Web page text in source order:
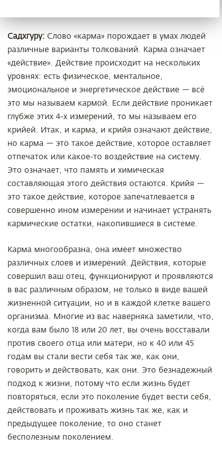
Садхгуру: Слово «карма» порождает в умах людей
различные варианты толкований. Карма означает
«действие». Действие происходит на нескольких
уровнях: есть физическое, ментальное,
эмоциональное и энергетическое действие — всё
это мы называем кармой. Если действие проникает
глубже этих 4-х измерений, то мы называем его
крийей. Итак, и карма, и крийя означают действие,
но карма — это такое действие, которое оставляет
отпечаток или какое-то воздействие на систему.
Это означает, что память и химическая
составляющая этого действия остаются. Крийя —
это такое действие, которое запечатлевается в
совершенно ином измерении и начинает устранять
кармические остатки, накопившиеся в системе.
Карма многообразна, она имеет множество
различных слоев и измерений. Действия, которые
совершил ваш отец, функционируют и проявляются
в вас различным образом, не только в виде вашей
жизненной ситуации, но и в каждой клетке вашего
организма. Многие из вас наверняка заметили, что,
когда вам было 18 или 20 лет, вы очень восставали
против своего отца или матери, но к 40 или 45
годам вы стали вести себя так же, как они,
говорить и действовать, как они. Это безнадежный
подход к жизни, потому что если жизнь будет
повторяться, если это поколение будет вести себя,
действовать и проживать жизнь так же, как и
предыдущее поколение, то оно станет
бесполезным поколением.